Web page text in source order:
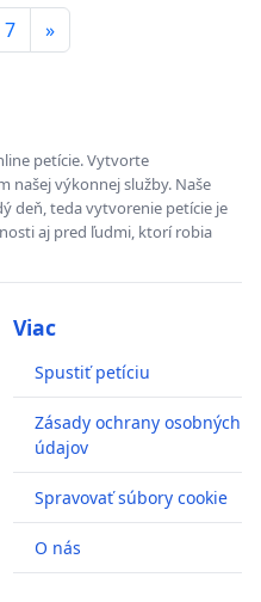
7 »
petície. Vytvorte
našej výkonnej služby. Naše
deň, teda vytvorenie petície je
aj pred ľudmi, ktorí robia
Viac
Spustiť petíciu
Zásady ochrany osobných
údajov
Spravovať súbory cookie
O nás